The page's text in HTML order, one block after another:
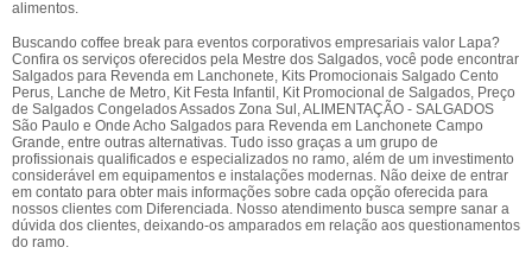
alimentos.
Buscando coffee break para eventos corporativos empresariais valor Lapa?
Confira os serviços oferecidos pela Mestre dos Salgados, você pode encontrar
Salgados para Revenda em Lanchonete, Kits Promocionais Salgado Cento
Perus, Lanche de Metro, Kit Festa Infantil, Kit Promocional de Salgados, Preço
de Salgados Congelados Assados Zona Sul, ALIMENTAÇÃO - SALGADOS
São Paulo e Onde Acho Salgados para Revenda em Lanchonete Campo
Grande, entre outras alternativas. Tudo isso graças a um grupo de
profissionais qualificados e especializados no ramo, além de um investimento
considerável em equipamentos e instalações modernas. Não deixe de entrar
em contato para obter mais informações sobre cada opção oferecida para
nossos clientes com Diferenciada. Nosso atendimento busca sempre sanar a
dúvida dos clientes, deixando-os amparados em relação aos questionamentos
do ramo.